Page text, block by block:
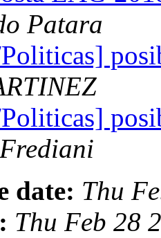
Patara
date: Thu
Thu Feb 28